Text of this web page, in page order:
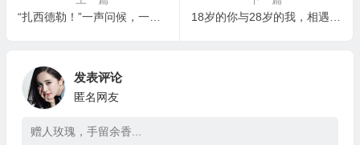
“扎西德勒！”一声问候，一颗感恩的心，一封来自麻格同村的信！
发表评论
匿名网友